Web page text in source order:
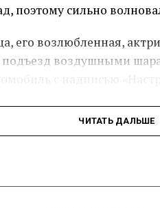
поэтому сильно
его возлюбленная,
подъезд воздушными
готов, я был в своих
Автомобиль, в котором
ЧИТАТЬ ДАЛЬШЕ